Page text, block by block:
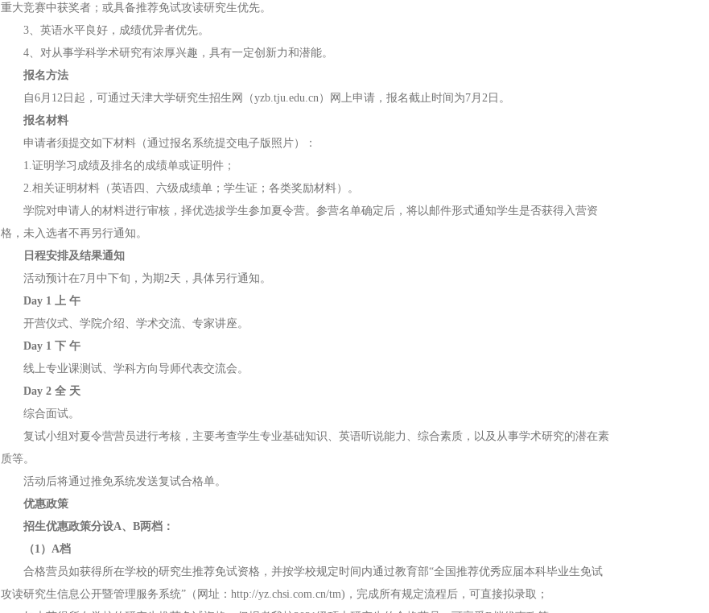
重大竞赛中获奖者；或具备推荐免试攻读研究生优先。
3、英语水平良好，成绩优异者优先。
4、对从事学科学术研究有浓厚兴趣，具有一定创新力和潜能。
报名方法
自6月12日起，可通过天津大学研究生招生网（yzb.tju.edu.cn）网上申请，报名截止时间为7月2日。
报名材料
申请者须提交如下材料（通过报名系统提交电子版照片）：
1.证明学习成绩及排名的成绩单或证明件；
2.相关证明材料（英语四、六级成绩单；学生证；各类奖励材料）。
学院对申请人的材料进行审核，择优选拔学生参加夏令营。参营名单确定后，将以邮件形式通知学生是否获得入营资
格，未入选者不再另行通知。
日程安排及结果通知
活动预计在7月中下旬，为期2天，具体另行通知。
Day 1 上 午
开营仪式、学院介绍、学术交流、专家讲座。
Day 1 下 午
线上专业课测试、学科方向导师代表交流会。
Day 2 全 天
综合面试。
复试小组对夏令营营员进行考核，主要考查学生专业基础知识、英语听说能力、综合素质，以及从事学术研究的潜在素
质等。
活动后将通过推免系统发送复试合格单。
优惠政策
招生优惠政策分设A、B两档：
（1）A档
合格营员如获得所在学校的研究生推荐免试资格，并按学校规定时间内通过教育部“全国推荐优秀应届本科毕业生免试
攻读研究生信息公开暨管理服务系统”（网址：http://yz.chsi.com.cn/tm)，完成所有规定流程后，可直接拟录取；